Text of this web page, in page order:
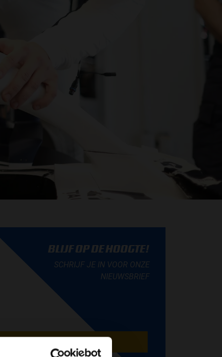
BLIJF OP DE HOOGTE!
SCHRIJF JE IN VOOR ONZE
NIEUWSBRIEF